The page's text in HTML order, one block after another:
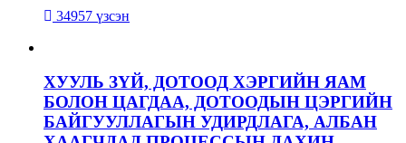
34957 үзсэн
ХУУЛЬ ЗҮЙ, ДОТООД ХЭРГИЙН ЯАМ
БОЛОН ЦАГДАА, ДОТООДЫН ЦЭРГИЙН
БАЙГУУЛЛАГЫН УДИРДЛАГА, АЛБАН